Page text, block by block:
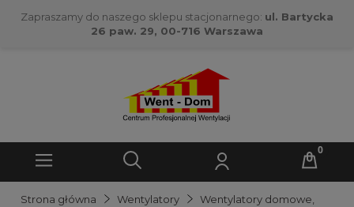
Zapraszamy do naszego sklepu stacjonarnego: ul. Bartycka
26 paw. 29, 00-716 Warszawa
Strona główna Wentylatory
Wentylatory domowe,